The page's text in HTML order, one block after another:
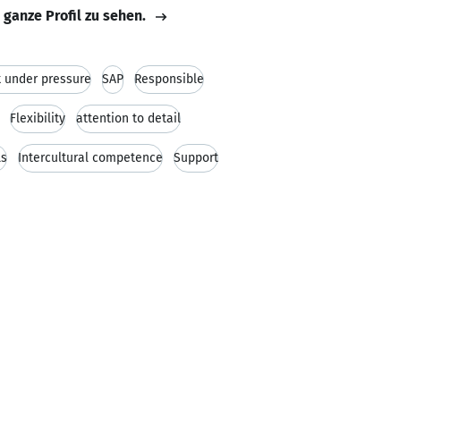
Profil zu sehen.
pressure SAP Responsible
Flexibility attention to detail
Intercultural competence Support